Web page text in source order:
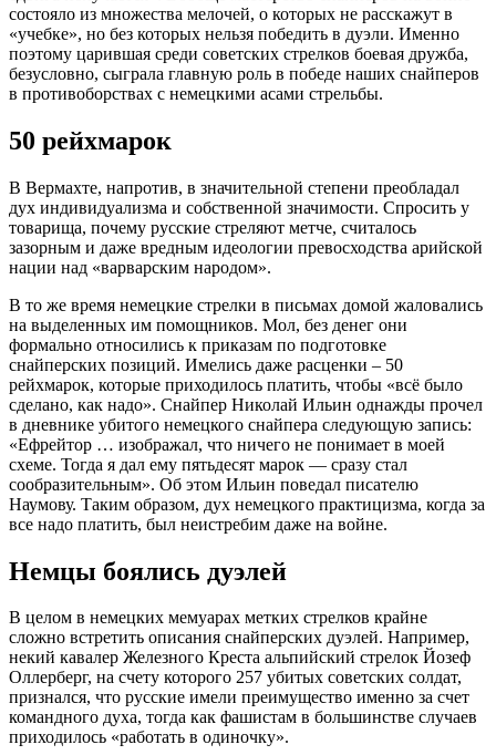
состояло из множества мелочей, о которых не расскажут в
«учебке», но без которых нельзя победить в дуэли. Именно
поэтому царившая среди советских стрелков боевая дружба,
безусловно, сыграла главную роль в победе наших снайперов
в противоборствах с немецкими асами стрельбы.
50 рейхмарок
В Вермахте, напротив, в значительной степени преобладал
дух индивидуализма и собственной значимости. Спросить у
товарища, почему русские стреляют метче, считалось
зазорным и даже вредным идеологии превосходства арийской
нации над «варварским народом».
В то же время немецкие стрелки в письмах домой жаловались
на выделенных им помощников. Мол, без денег они
формально относились к приказам по подготовке
снайперских позиций. Имелись даже расценки – 50
рейхмарок, которые приходилось платить, чтобы «всё было
сделано, как надо». Снайпер Николай Ильин однажды прочел
в дневнике убитого немецкого снайпера следующую запись:
«Ефрейтор … изображал, что ничего не понимает в моей
схеме. Тогда я дал ему пятьдесят марок — сразу стал
сообразительным». Об этом Ильин поведал писателю
Наумову. Таким образом, дух немецкого практицизма, когда за
все надо платить, был неистребим даже на войне.
Немцы боялись дуэлей
В целом в немецких мемуарах метких стрелков крайне
сложно встретить описания снайперских дуэлей. Например,
некий кавалер Железного Креста альпийский стрелок Йозеф
Оллерберг, на счету которого 257 убитых советских солдат,
признался, что русские имели преимущество именно за счет
командного духа, тогда как фашистам в большинстве случаев
приходилось «работать в одиночку».